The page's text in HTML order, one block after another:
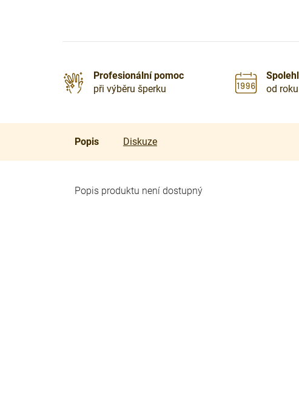
Profesionální pomoc
při výběru šperku
od
Popis Diskuze
Popis produktu není dostupný